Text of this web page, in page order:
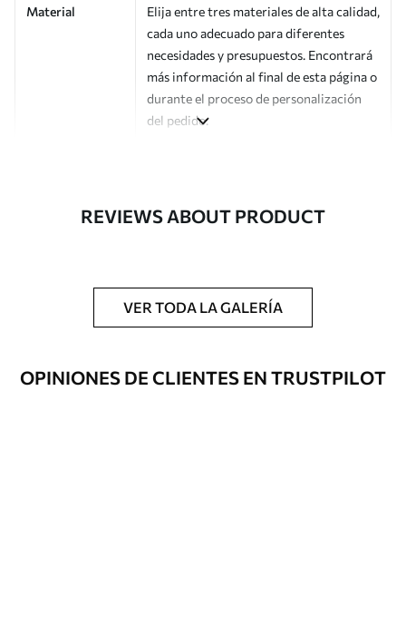
Material
Elija entre tres materiales de alta calidad,
cada uno adecuado para diferentes
necesidades y presupuestos. Encontrará
más información al final de esta página o
durante el proceso de personalización
del pedido.
Impreso bajo pedido y entregado en
rollos de hasta 50 cm de ancho.
Opciones
adicionales
Disponible con recubrimiento de barniz
y/o adhesivo para empapelar.
REVIEWS ABOUT PRODUCT
VER TODA LA GALERÍA
OPINIONES DE CLIENTES EN TRUSTPILOT